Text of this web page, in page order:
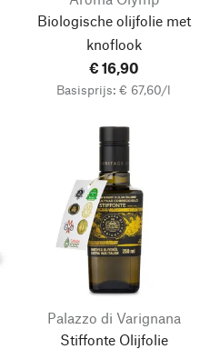
Biologische olijfolie met
knoflook
€ 16,90
Basisprijs: € 67,60/l
Palazzo di Varignana
Stiffonte Olijfolie